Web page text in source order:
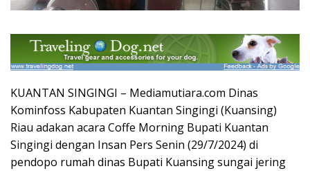
KUANTAN SINGINGI – Mediamutiara.com Dinas
Kominfoss Kabupaten Kuantan Singingi (Kuansing)
Riau adakan acara Coffe Morning Bupati Kuantan
Singingi dengan Insan Pers Senin (29/7/2024) di
pendopo rumah dinas Bupati Kuansing sungai jering